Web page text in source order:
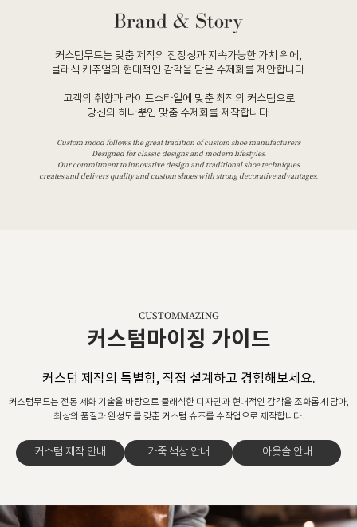
커스텀무드는 맞춤 제작의 진정성과 지속가능한 가치 위에,
클래식 캐주얼의 현대적인 감각을 담은 수제화를 제안합니다.
고객의 취향과 라이프스타일에 맞춘 최적의 커스텀으로
당신의 하나뿐인 맞춤 수제화를 제작합니다.
Custom mood follows the great tradition of custom shoe manufacturers
Designed for classic designs and modern lifestyles.
Our commitment to innovative design and traditional shoe techniques
creates and delivers quality and custom shoes with strong decorative advantages.
CUSTOMMAZING
커스텀마이징 가이드
커스텀 제작의 특별함, 직접 설계하고 경험해보세요.
커스텀무드는 전통 제화 기술을 바탕으로 클래식한 디자인과 현대적인 감각을 조화롭게 담아,
최상의 품질과 완성도를 갖춘 커스텀 슈즈를 수작업으로 제작합니다.
커스텀 제작 안내 가죽 색상 안내 아웃솔 안내